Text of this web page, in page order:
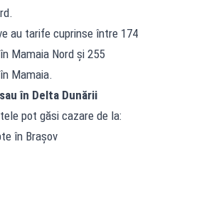
au tarife cuprinse între 174
Mamaia Nord și 255
Mamaia.
în Delta Dunării
pot găsi cazare de la:
în Brașov